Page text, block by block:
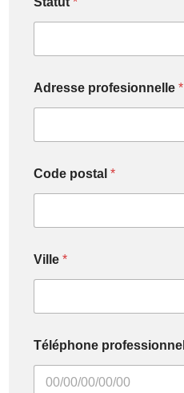
Adresse profesionnelle*
Code postal*
Ville*
Téléphone professionnel